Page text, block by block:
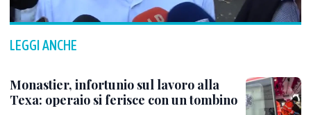
LEGGI ANCHE
Monastier, infortunio sul lavoro alla
Texa: operaio si ferisce con un tombino